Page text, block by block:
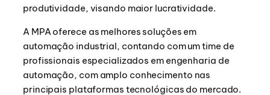
produtividade, visando maior lucratividade.
A MPA oferece as melhores soluções em
automação industrial, contando com um time de
profissionais especializados em engenharia de
automação, com amplo conhecimento nas
principais plataformas tecnológicas do mercado.